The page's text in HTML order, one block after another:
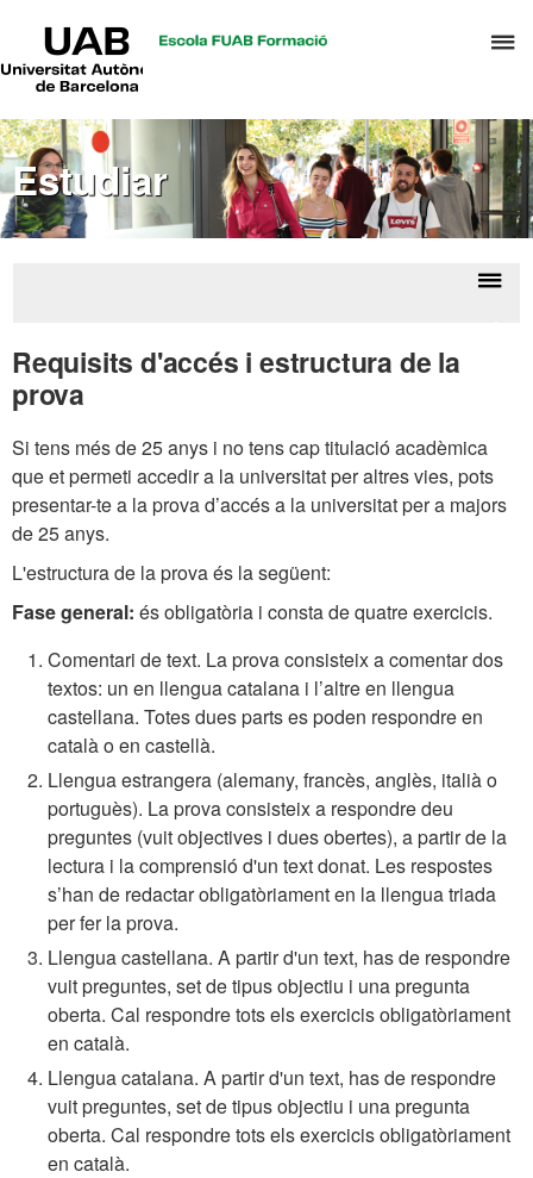
el
Universitat
Barcelona
Estudiar
Requisits d'accés i estructura de la
prova
Si tens més de 25 anys i no tens cap titulació acadèmica
que et permeti accedir a la universitat per altres vies, pots
presentar-te a la prova d’accés a la universitat per a majors
de 25 anys.
L'estructura de la prova és la següent:
Fase general: és obligatòria i consta de quatre exercicis.
Comentari de text. La prova consisteix a comentar dos
textos: un en llengua catalana i l’altre en llengua
castellana. Totes dues parts es poden respondre en
català o en castellà.
Llengua estrangera (alemany, francès, anglès, italià o
portuguès). La prova consisteix a respondre deu
preguntes (vuit objectives i dues obertes), a partir de la
lectura i la comprensió d'un text donat. Les respostes
s’han de redactar obligatòriament en la llengua triada
per fer la prova.
Llengua castellana. A partir d'un text, has de respondre
vuit preguntes, set de tipus objectiu i una pregunta
oberta. Cal respondre tots els exercicis obligatòriament
en català.
Llengua catalana. A partir d'un text, has de respondre
vuit preguntes, set de tipus objectiu i una pregunta
oberta. Cal respondre tots els exercicis obligatòriament
en català.